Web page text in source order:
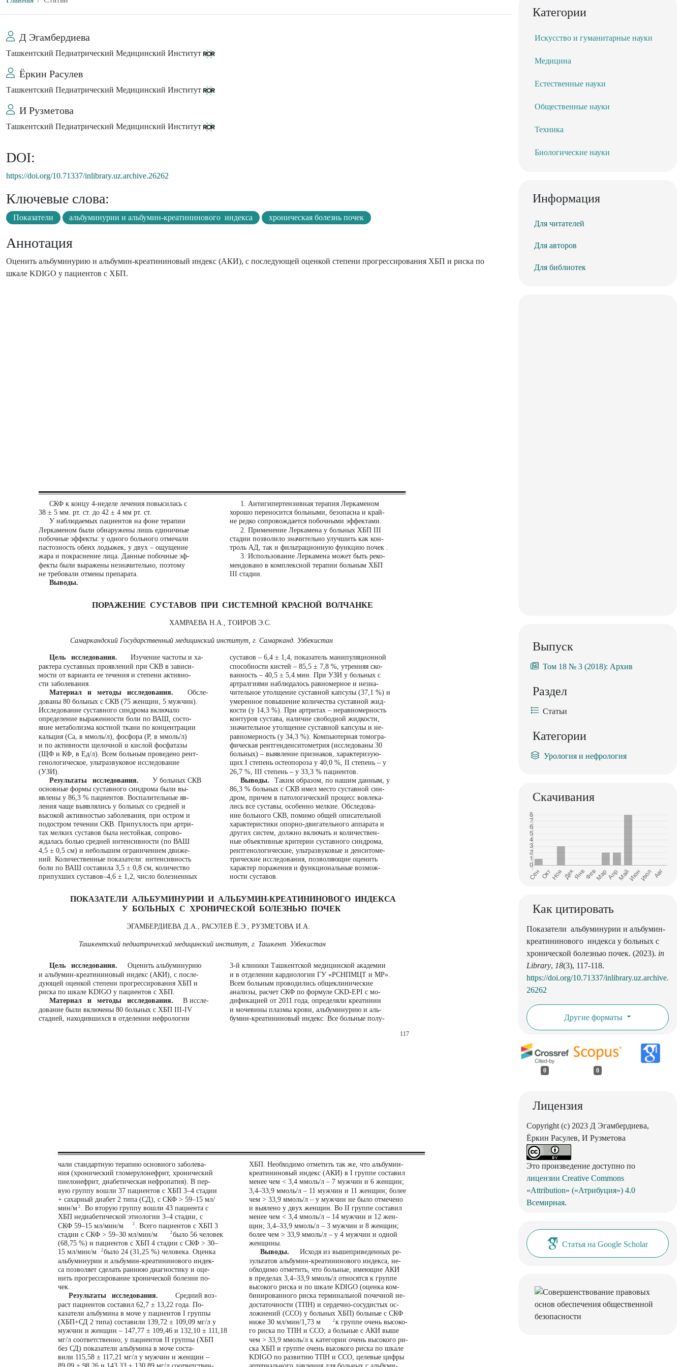
Д Эгамбердиева
Ташкентский Педиатрический Медицинский Институт
Ёркин Расулев
Ташкентский Педиатрический Медицинский Институт
И Рузметова
Ташкентский Педиатрический Медицинский Институт
DOI:
https://doi.org/10.71337/inlibrary.uz.archive.26262
Ключевые слова:
Показатели альбуминурии и альбумин-креатининового индекса хроническая болезнь почек
Аннотация
Оценить альбуминурию и альбумин-креатининовый индекс (АКИ), с последующей оценкой степени прогрессирования ХБП и риска по
шкале KDIGO у пациентов с ХБП.
117
СКФ к концу 4-неделе лечения повысилась с
38 ± 5 мм. рт. ст. до 42 ± 4 мм рт. ст.
У наблюдаемых пациентов на фоне терапии
Леркаменом были обнаружены лишь единичные
побочные эффекты: у одного больного отмечали
пастозность обеих лодыжек, у двух – ощущение
жара и покраснение лица. Данные побочные эф-
фекты были выражены незначительно, поэтому
не требовали отмены препарата.
Выводы.
1. Антигипертензивная терапия Леркаменом
хорошо переносится больными, безопасна и край-
не редко сопровождается побочными эффектами.
2. Применение Леркамена у больных ХБП III
стадии позволило значительно улучшить как кон-
троль АД, так и фильтрационную функцию почек .
3. Использование Леркамена может быть реко-
мендовано в комплексной терапии больным ХБП
III стадии.
ПОРАЖЕНИЕ СУСТАВОВ ПРИ СИСТЕМНОЙ КРАСНОЙ ВОЛЧАНКЕ
ХАМРАЕВА Н.А., ТОИРОВ Э.С.
Самаркандский Государственный медицинский институт, г. Самарканд. Узбекистан
Цель исследования.
Изучение частоты и ха-
рактера суставных проявлений при СКВ в зависи-
мости от варианта ее течения и степени активно-
сти заболевания.
Материал и методы исследования.
Обсле-
дованы 80 больных с СКВ (75 женщин, 5 мужчин).
Исследование суставного синдрома включало
определение выраженности боли по ВАШ, состо-
яние метаболизма костной ткани по концентрации
кальция (Cа, в ммоль/л), фосфора (Р, в ммоль/л)
и по активности щелочной и кислой фосфатазы
(ЩФ и КФ, в Ед/л). Всем больным проведено рент-
генологическое, ультразвуковое исследование
(УЗИ).
Результаты исследования.
У больных СКВ
основные формы суставного синдрома были вы-
явлены у 86,3 % пациентов. Воспалительные яв-
ления чаще выявлялись у больных со средней и
высокой активностью заболевания, при остром и
подостром течении СКВ. Припухлость при артри-
тах мелких суставов была нестойкая, сопрово-
ждалась болью средней интенсивности (по ВАШ
4,5 ± 0,5 см) и небольшим ограничением движе-
ний. Количественные показатели: интенсивность
боли по ВАШ составила 3,5 ± 0,8 см, количество
припухших суставов–4,6 ± 1,2, число болезненных
суставов – 6,4 ± 1,4, показатель манипуляционной
способности кистей – 85,5 ± 7,8 %, утренняя ско-
ванность – 40,5 ± 5,4 мин. При УЗИ у больных с
артралгиями наблюдалось равномерное и незна-
чительное утолщение суставной капсулы (37,1 %) и
умеренное повышение количества суставной жид-
кости (у 14,3 %). При артритах – неравномерность
контуров сустава, наличие свободной жидкости,
значительное утолщение суставной капсулы и не-
равномерность (у 34,3 %). Компьютерная томогра-
фическая рентгенденситометрия (исследованы 30
больных) – выявление признаков, характеризую-
щих I степень остеопороза у 40,0 %, II степень – у
26,7 %, III степень – у 33,3 % пациентов.
Выводы.
Таким образом, по нашим данным, у
86,3 % больных с СКВ имел место суставной син-
дром, причем в патологический процесс вовлека-
лись все суставы, особенно мелкие. Обследова-
ние больного СКВ, помимо общей описательной
характеристики опорно-двигательного аппарата и
других систем, должно включать и количествен-
ные объективные критерии суставного синдрома,
рентгенологические, ультразвуковые и денситоме-
трические исследования, позволяющие оценить
характер поражения и функциональные возмож-
ности суставов.
ПОКАЗАТЕЛИ АЛЬБУМИНУРИИ И АЛЬБУМИН-КРЕАТИНИНОВОГО ИНДЕКСА
У БОЛЬНЫХ С ХРОНИЧЕСКОЙ БОЛЕЗНЬЮ ПОЧЕК
ЭГАМБЕРДИЕВА Д.А., РАСУЛЕВ Ё.Э., РУЗМЕТОВА И.А.
Ташкентский педиатрический медицинский институт, г. Ташкент. Узбекистан
Цель исследования.
Оценить альбуминурию
и альбумин-креатининовый индекс (АКИ), с после-
дующей оценкой степени прогрессирования ХБП и
риска по шкале KDIGO у пациентов с ХБП.
Материал и методы исследования.
В иссле-
дование были включены 80 больных c ХБП III-IV
стадией, находившихся в отделении нефрологии
3-й клиники Ташкентской медицинской академии
и в отделении кардиологии ГУ «РСНПМЦТ и МР».
Всем больным проводились общеклинические
анализы, расчет СКФ по формуле CKD-EPI с мо-
дификацией от 2011 года, определяли креатинин
и мочевины плазмы крови, альбуминурию и аль-
бумин-креатининовый индекс. Все больные полу-
чали стандартную терапию основного заболева-
ния (хронический гломерулонефрит, хронический
пиелонефрит, диабетическая нефропатия). В пер-
вую группу вошли 37 пациентов с ХБП 3–4 стадии
+ сахарный диабет 2 типа (СД), с СКФ > 59–15 мл/
мин/м 2
. Во вторую группу вошли 43 пациента с
ХБП недиабетической этиологии 3–4 стадии, с
СКФ 59–15 мл/мин/м
2
. Всего пациентов с ХБП 3
стадии с СКФ > 59–30 мл/мин/м
2было 56 человек
(68,75 %) и пациентов с ХБП 4 стадии с СКФ > 30–
15 мл/мин/м
2было 24 (31,25 %) человека. Оценка
альбуминурии и альбумин-креатининового индек-
са позволяет сделать раннюю диагностику и оце-
нить прогрессирование хронической болезни по-
чек.
Результаты исследования.
Средний воз-
раст пациентов составил 62,7 ± 13,22 года. По-
казатели альбумина в моче у пациентов I группы
(ХБП+СД 2 типа) составили 139,72 ± 109,09 мг/л у
мужчин и женщин – 147,77 ± 109,46 и 132,10 ± 111,18
мг/л соответственно; у пациентов II группы (ХБП
без СД) показатели альбумина в моче соста-
вили 115,58 ± 117,21 мг/л у мужчин и женщин –
ХБП. Необходимо отметить так же, что альбумин-
креатининовый индекс (АКИ) в I группе составил
менее чем < 3,4 ммоль/л – 7 мужчин и 6 женщин;
3,4–33,9 ммоль/л – 11 мужчин и 11 женщин; более
чем > 33,9 ммоль/л – у мужчин не было отмечено
и выялено у двух женщин. Во II группе составил
менее чем < 3,4 ммоль/л – 14 мужчин и 12 жен-
щин; 3,4–33,9 ммоль/л – 3 мужчин и 8 женщин;
более чем > 33,9 ммоль/л – у 4 мужчин и одной
женщины.
Выводы.
Исходя из вышеприведенных ре-
зультатов альбумин-креатининового индекса, не-
обходимо отметить, что больные, имеющие АКИ
в пределах 3,4–33,9 ммоль/л относятся к группе
высокого риска и по шкале KDIGO (оценка ком-
бинированного риска терминальной почечной не-
достаточности (ТПН) и сердечно-сосудистых ос-
ложнений (ССО) у больных ХБП) больные с СКФ
ниже 30 мл/мин/1,73 м
2к группе очень высоко-
го риска по ТПН и ССО; а больные с АКИ выше
чем > 33,9 ммоль/л к категории очень высокого ри-
ска ХБП и группе очень высокого риска по шкале
KDIGO по развитию ТПН и ССО, целевые цифры
Категории
Искусство и гуманитарные науки
Медицина
Естественные науки
Общественные науки
Техника
Биологические науки
Информация
Для читателей
Для авторов
Для библиотек
Выпуск
Том 18 № 3 (2018): Архив
Раздел
Статьи
Категории
Урология и нефрология
Скачивания
Как цитировать
Показатели альбуминурии и альбумин-
креатининового индекса у больных с
хронической болезнью почек. (2023). in
Library, 18(3), 117-118.
https://doi.org/10.71337/inlibrary.uz.archive.
26262
Другие форматы
0 0
Лицензия
Copyright (c) 2023 Д Эгамбердиева,
Ёркин Расулев, И Рузметова
Это произведение доступно по
лицензии Creative Commons
«Attribution» («Атрибуция») 4.0
Всемирная.
Статья на Google Scholar